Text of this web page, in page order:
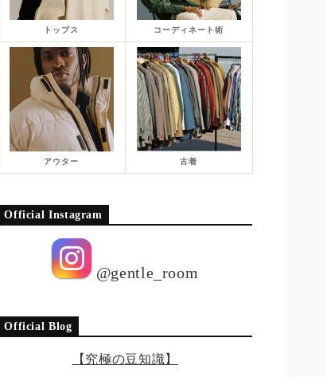
トップス コーディネート術
アウター 古着
Official Instagram
@gentle_room
Official Blog
【究極の豆知識】